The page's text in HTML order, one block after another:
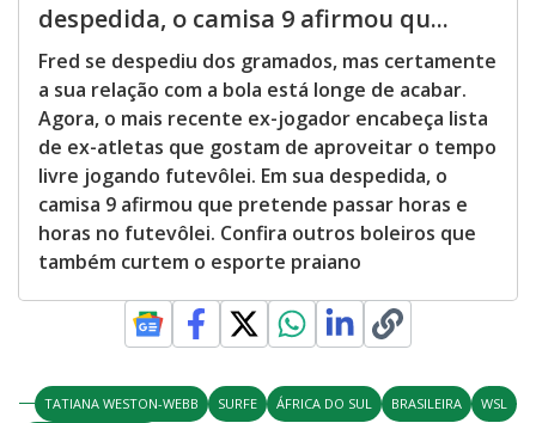
despedida, o camisa 9 afirmou qu...
Fred se despediu dos gramados, mas certamente
a sua relação com a bola está longe de acabar.
Agora, o mais recente ex-jogador encabeça lista
de ex-atletas que gostam de aproveitar o tempo
livre jogando futevôlei. Em sua despedida, o
camisa 9 afirmou que pretende passar horas e
horas no futevôlei. Confira outros boleiros que
também curtem o esporte praiano
TATIANA WESTON-WEBB SURFE ÁFRICA DO SUL BRASILEIRA
WSL